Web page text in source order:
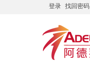
登录 找回密码